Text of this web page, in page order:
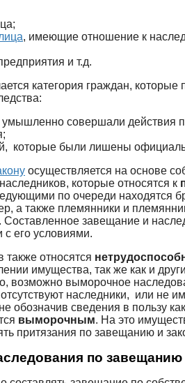
, имеющие отношение к
и т.д.
категория граждан, которые
совершали действия
которые были лишены
осуществляется на основе
которые относятся к
по очереди находятся
а также племянники и
Составленное завещание и
с его условиями.
также относятся
имущества, так же как и
возможно выморочное
наследники, или не
обозначив сведения в пользу
выморочным. На это
притязания по завещанию и
по завещанию